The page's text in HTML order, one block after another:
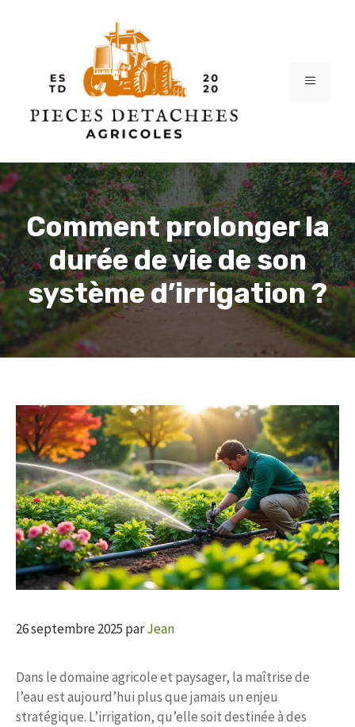
MENU
Comment prolonger la
durée de vie de son
système d’irrigation ?
26 septembre 2025 parJean
Dans le domaine agricole et paysager, la maîtrise de
l’eau est aujourd’hui plus que jamais un enjeu
stratégique. L’irrigation, qu’elle soit destinée à des